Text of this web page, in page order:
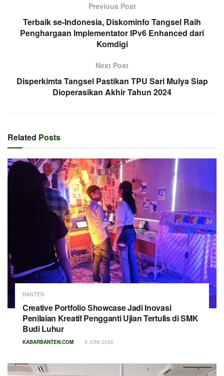
Previous Post
Terbaik se-Indonesia, Diskominfo Tangsel Raih
Penghargaan Implementator IPv6 Enhanced dari
Komdigi
Next Post
Disperkimta Tangsel Pastikan TPU Sari Mulya Siap
Dioperasikan Akhir Tahun 2024
Related Posts
BANTEN
Creative Portfolio Showcase Jadi Inovasi
Penilaian Kreatif Pengganti Ujian Tertulis di SMK
Budi Luhur
KABARBANTEN.COM 9 JUNI 2026